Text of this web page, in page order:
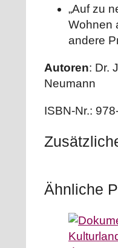
„Auf zu
Wohnen
andere
Autoren: Dr.
Neumann
ISBN-Nr.:
Ähnliche